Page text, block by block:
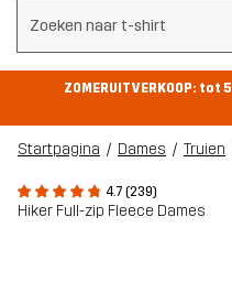
Zoeken wissen
ZOMERUITVERKOOP:
Startpagina Dames Truien
4.7 (239)
Hiker Full-zip Fleece Dames